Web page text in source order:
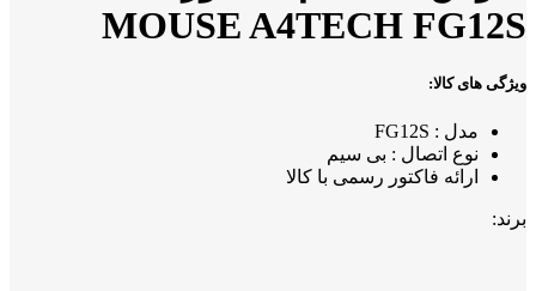
MOUSE A4TECH FG12S
ویژگی های کالا:
مدل : FG12S
نوع اتصال : بی سیم
ارائه فاکتور رسمی با کالا
برند: